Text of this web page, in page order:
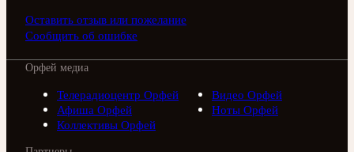
Оставить отзыв или пожелание
Сообщить об ошибке
Орфей медиа
Телерадиоцентр Орфей
Видео Орфей
Афиша Орфей
Ноты Орфей
Коллективы Орфей